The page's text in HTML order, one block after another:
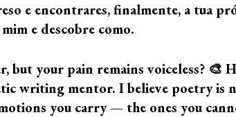
e encontrares, finalmente, a tua
e descobre como.
your pain remains voiceless? 🎨
writing mentor. I believe poetry is
you carry — the ones you